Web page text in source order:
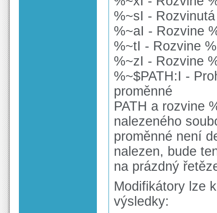
%~sI -
%~aI - Rozvine
%~tI - Rozvine
%~zI - Rozvine
%~$PATH:I -
proměnné
PATH a rozvine
nalezeného
proměnné není
nalezen, bude
na prázdný
Modifikátory lze
výsledky: